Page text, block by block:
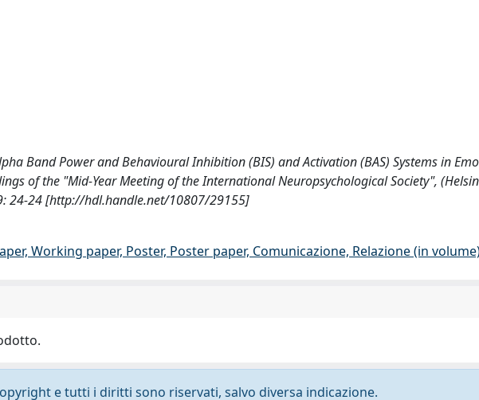
Band Power and Behavioural Inhibition (BIS) and Activation (BAS) Systems in
of the "Mid-Year Meeting of the International Neuropsychological Society",
24-24 [http://hdl.handle.net/10807/29155]
Working paper, Poster, Poster paper, Comunicazione, Relazione (in
e tutti i diritti sono riservati, salvo diversa indicazione.